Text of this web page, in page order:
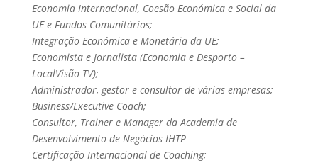
Economia Internacional, Coesão Económica e Social da
UE e Fundos Comunitários;
Integração Económica e Monetária da UE;
Economista e Jornalista (Economia e Desporto –
LocalVisão TV);
Administrador, gestor e consultor de várias empresas;
Business/Executive Coach;
Consultor, Trainer e Manager da Academia de
Desenvolvimento de Negócios IHTP
Certificação Internacional de Coaching;